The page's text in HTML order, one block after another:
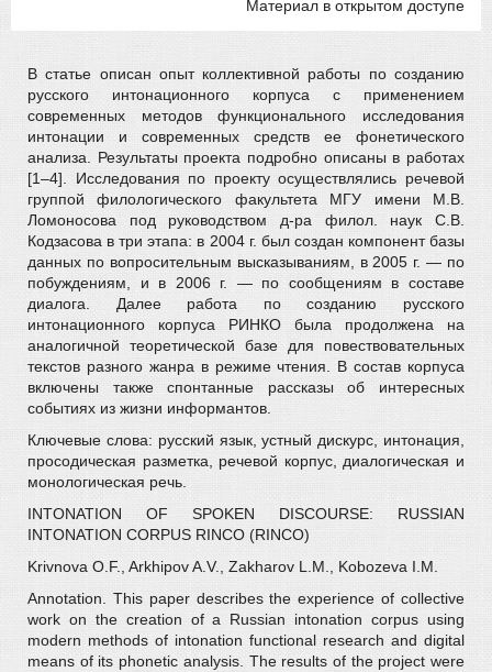
Материал в открытом доступе
В статье описан опыт коллективной работы по созданию
русского интонационного корпуса с применением
современных методов функционального исследования
интонации и современных средств ее фонетического
анализа. Результаты проекта подробно описаны в работах
[1–4]. Исследования по проекту осуществлялись речевой
группой филологического факультета МГУ имени М.В.
Ломоносова под руководством д-ра филол. наук С.В.
Кодзасова в три этапа: в 2004 г. был создан компонент базы
данных по вопросительным высказываниям, в 2005 г. — по
побуждениям, и в 2006 г. — по сообщениям в составе
диалога. Далее работа по созданию русского
интонационного корпуса РИНКО была продолжена на
аналогичной теоретической базе для повествовательных
текстов разного жанра в режиме чтения. В состав корпуса
включены также спонтанные рассказы об интересных
событиях из жизни информантов.
Ключевые слова: русский язык, устный дискурс, интонация,
просодическая разметка, речевой корпус, диалогическая и
монологическая речь.
INTONATION OF SPOKEN DISCOURSE: RUSSIAN
INTONATION CORPUS RINCO (RINCO)
Krivnova O.F., Arkhipov A.V., Zakharov L.M., Kobozeva I.M.
Annotation. This paper describes the experience of collective
work on the creation of a Russian intonation corpus using
modern methods of intonation functional research and digital
means of its phonetic analysis. The results of the project were